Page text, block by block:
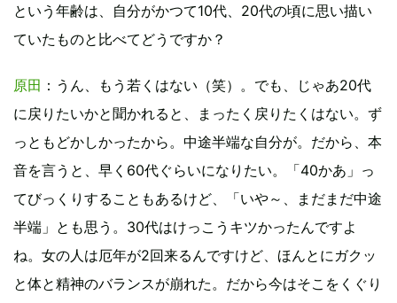
という年齢は、自分がかつて10代、20代の頃に思い描い
ていたものと比べてどうですか？
原田 ：うん、もう若くはない（笑）。でも、じゃあ20代
に戻りたいかと聞かれると、まったく戻りたくはない。ず
っともどかしかったから。中途半端な自分が。だから、本
音を言うと、早く60代ぐらいになりたい。「40かあ」っ
てびっくりすることもあるけど、「いや～、まだまだ中途
半端」とも思う。30代はけっこうキツかったんですよ
ね。女の人は厄年が2回来るんですけど、ほんとにガクッ
と体と精神のバランスが崩れた。だから今はそこをくぐり